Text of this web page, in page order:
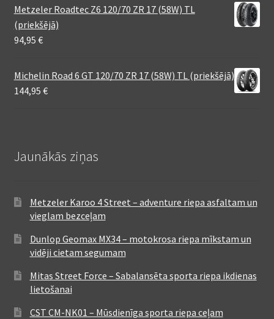
Metzeler Roadtec Z6 120/70 ZR 17 (58W) TL
(priekšējā)
94,95 €
Michelin Road 6 GT 120/70 ZR 17 (58W) TL (priekšējā)
144,95 €
Jaunākās ziņas
Metzeler Karoo 4 Street – adventure riepa asfaltam un
vieglam bezceļam
Dunlop Geomax MX34 – motokrosa riepa mīkstam un
vidēji cietam segumam
Mitas Street Force – Sabalansēta sporta riepa ikdienas
lietošanai
CST CM-NK01 – Mūsdienīga sporta riepa ceļam